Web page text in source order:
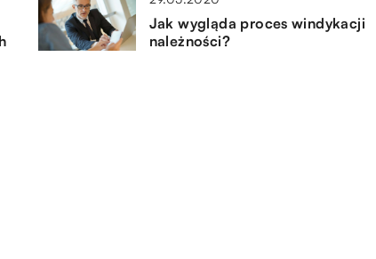
Jak wygląda proces windykacji
należności?